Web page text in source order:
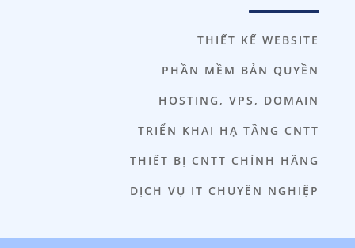
THIẾT KẾ WEBSITE
PHẦN MỀM BẢN QUYỀN
HOSTING, VPS, DOMAIN
TRIỂN KHAI HẠ TẦNG CNTT
THIẾT BỊ CNTT CHÍNH HÃNG
DỊCH VỤ IT CHUYÊN NGHIỆP